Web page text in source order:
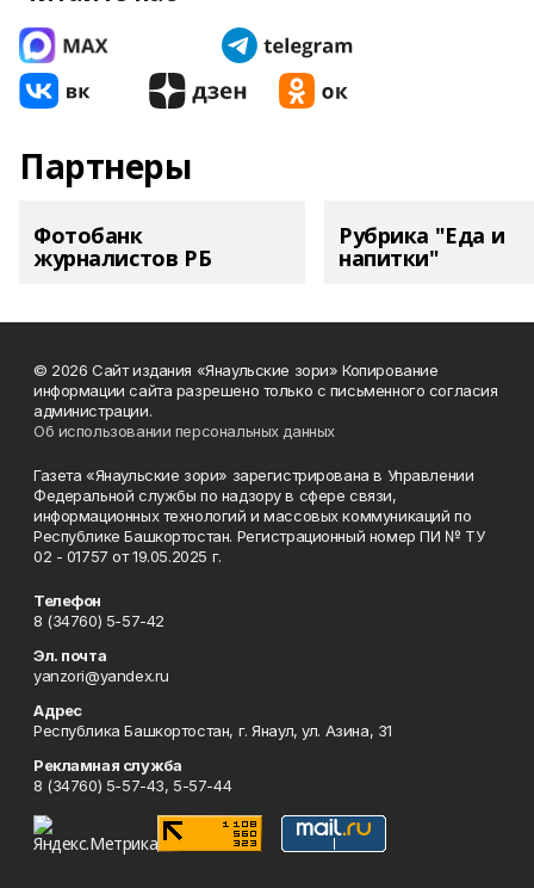
Партнеры
Фотобанк
журналистов РБ
Рубрика "Еда и
напитки"
© 2026 Сайт издания «Янаульские зори» Копирование
информации сайта разрешено только с письменного согласия
администрации.
Об использовании персональных данных
Газета «Янаульские зори» зарегистрирована в Управлении
Федеральной службы по надзору в сфере связи,
информационных технологий и массовых коммуникаций по
Республике Башкортостан. Регистрационный номер ПИ № ТУ
02 - 01757 от 19.05.2025 г.
Телефон
8 (34760) 5-57-42
Эл. почта
yanzori@yandex.ru
Адрес
Республика Башкортостан, г. Янаул, ул. Азина, 31
Рекламная служба
8 (34760) 5-57-43, 5-57-44